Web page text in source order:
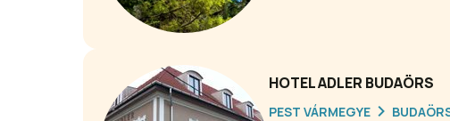
HOTEL ADLER BUDAÖRS
PEST VÁRMEGYE